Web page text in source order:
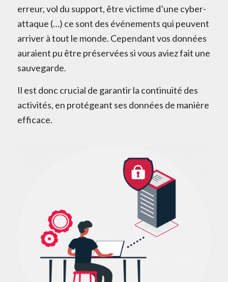
erreur, vol du support, être victime d’une cyber-
attaque (…) ce sont des événements qui peuvent
arriver à tout le monde. Cependant vos données
auraient pu être préservées si vous aviez fait une
sauvegarde.
Il est donc crucial de garantir la continuité des
activités, en protégeant ses données de manière
efficace.